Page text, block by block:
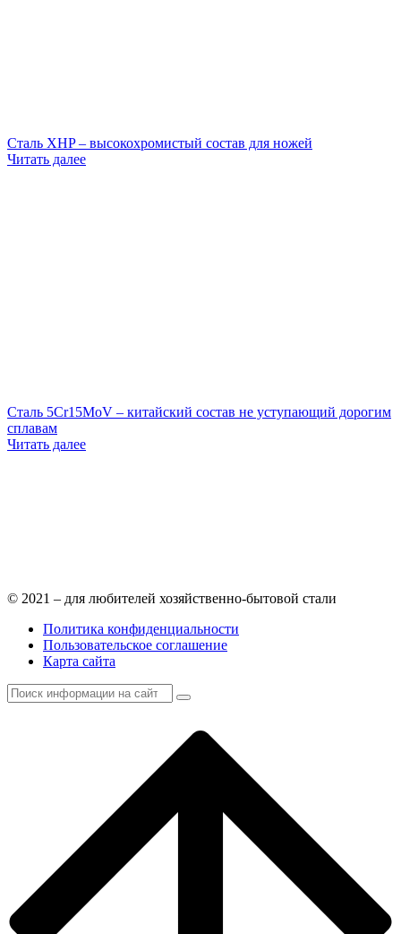
Сталь XHP – высокохромистый состав для ножей
Читать далее
Сталь 5Cr15MoV – китайский состав не уступающий дорогим
сплавам
Читать далее
© 2021 – для любителей хозяйственно-бытовой стали
Политика конфиденциальности
Пользовательское соглашение
Карта сайта